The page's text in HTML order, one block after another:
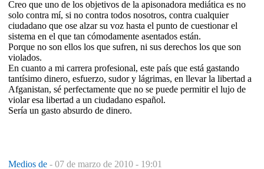
Creo que uno de los objetivos de la apisonadora mediática es no
solo contra mí, si no contra todos nosotros, contra cualquier
ciudadano que ose alzar su voz hasta el punto de cuestionar el
sistema en el que tan cómodamente asentados están.
Porque no son ellos los que sufren, ni sus derechos los que son
violados.
En cuanto a mi carrera profesional, este país que está gastando
tantísimo dinero, esfuerzo, sudor y lágrimas, en llevar la libertad a
Afganistan, sé perfectamente que no se puede permitir el lujo de
violar esa libertad a un ciudadano español.
Sería un gasto absurdo de dinero.
Medios de - 07 de marzo de 2010 - 19:01